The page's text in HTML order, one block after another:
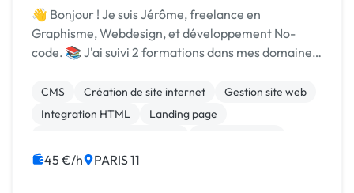
👋 Bonjour ! Je suis Jérôme, freelance en
Graphisme, Webdesign, et développement No-
code. 📚 J'ai suivi 2 formations dans mes domaines
CY, et 1 bachelor en webdesign et communication
visuelle...
CMS Création de site internet
Gestion site web
Integration HTML
Landing page
Logo
Print (flyer, plaquette, affiche...)
45 €/h PARIS 11